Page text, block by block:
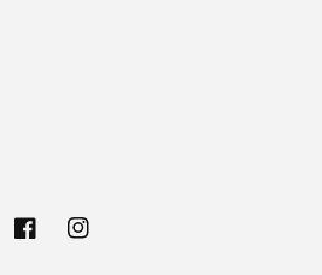
FacebookInstagram